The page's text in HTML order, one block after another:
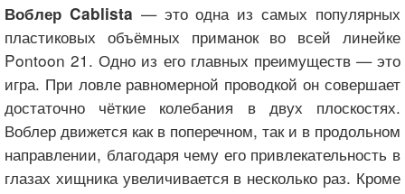
Воблер Cablista — это одна из самых популярных
пластиковых объёмных приманок во всей линейке
Pontoon 21. Одно из его главных преимуществ — это
игра. При ловле равномерной проводкой он совершает
достаточно чёткие колебания в двух плоскостях.
Воблер движется как в поперечном, так и в продольном
направлении, благодаря чему его привлекательность в
глазах хищника увеличивается в несколько раз. Кроме